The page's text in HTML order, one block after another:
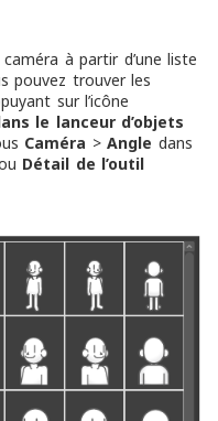
à partir d’une liste
pouvez trouver les
sur l’icône
le lanceur d’objets
Caméra >Angle dans
Détail de l’outil